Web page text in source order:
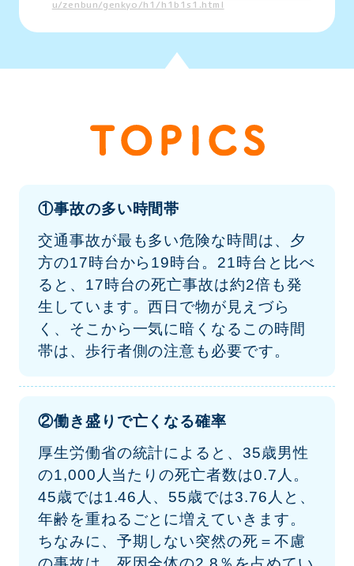
u/zenbun/genkyo/h1/h1b1s1.html
事故の多い時間帯
交通事故が最も多い危険な時間は、夕
方の17時台から19時台。21時台と比べ
ると、17時台の死亡事故は約2倍も発
生しています。西日で物が見えづら
く、そこから一気に暗くなるこの時間
帯は、歩行者側の注意も必要です。
働き盛りで亡くなる確率
厚生労働省の統計によると、35歳男性
の1,000人当たりの死亡者数は0.7人。
45歳では1.46人、55歳では3.76人と、
年齢を重ねるごとに増えていきます。
ちなみに、予期しない突然の死＝不慮